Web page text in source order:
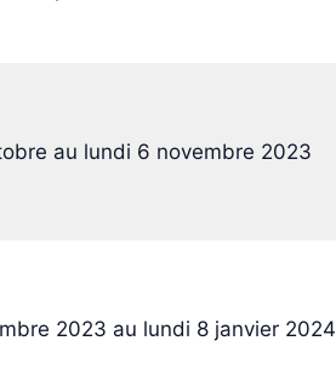
au lundi 6 novembre 2023
2023 au lundi 8 janvier 2024